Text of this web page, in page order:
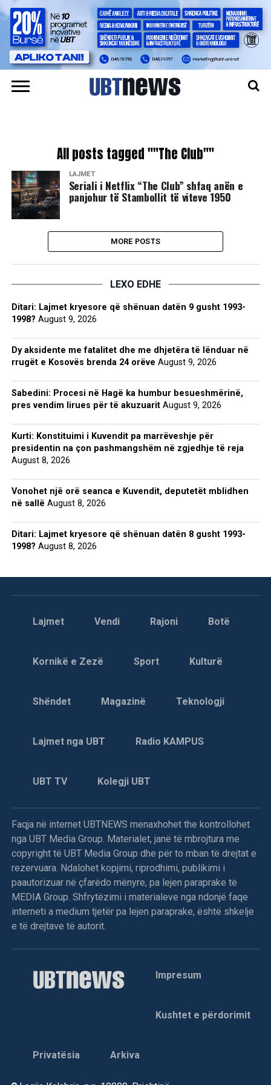
All posts tagged ""The Club""
LAJMET
Seriali i Netflix “The Club” shfaq anën e
panjohur të Stambollit të viteve 1950
MORE POSTS
LEXO EDHE
Ditari: Lajmet kryesore që shënuan datën 9 gusht 1993-
1998? August 9, 2026
Dy aksidente me fatalitet dhe me dhjetëra të lënduar në
rrugët e Kosovës brenda 24 orëve August 9, 2026
Sabedini: Procesi në Hagë ka humbur besueshmërinë,
pres vendim lirues për të akuzuarit August 9, 2026
Kurti: Konstituimi i Kuvendit pa marrëveshje për
presidentin na çon pashmangshëm në zgjedhje të reja
August 8, 2026
Vonohet një orë seanca e Kuvendit, deputetët mblidhen
në sallë August 8, 2026
Ditari: Lajmet kryesore që shënuan datën 8 gusht 1993-
1998? August 8, 2026
Lajmet Vendi Rajoni Botë
Kornikë e Zezë Sport Kulturë
Shëndet Magazinë Teknologji
Lajmet nga UBT Radio KAMPUS
UBT TV Kolegji UBT
Faqja në internet UBTNEWS menaxhohet the kontrollohet
nga UBT Media Group. Materialet, janë të mbrojtura me
copyright të UBT Media Group dhe për to mban të drejtat e
rezervuara. Ndalohet kopjimi, riprodhimi, publikimi i
paautorizuar në çfarëdo mënyre, pa lejen paraprake të
MEDIA Group. Shfrytëzimi i materialeve nga ndonjë faqe
interneti a medium tjetër pa lejen paraprake, është shkelje
e të drejtave të autorit.
Impresum
Kushtet e përdorimit
Privatësia Arkiva